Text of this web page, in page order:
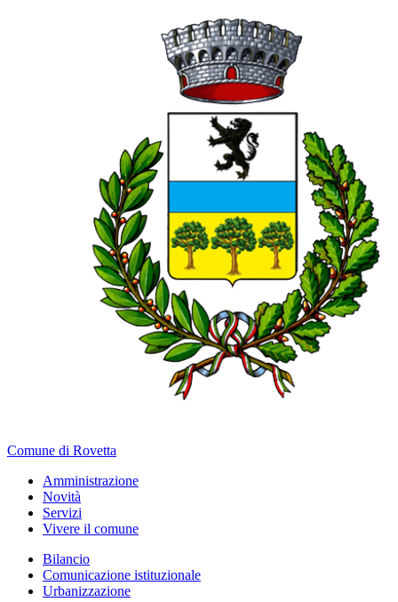
Comune di Rovetta
Amministrazione
Novità
Servizi
Vivere il comune
Bilancio
Comunicazione istituzionale
Urbanizzazione